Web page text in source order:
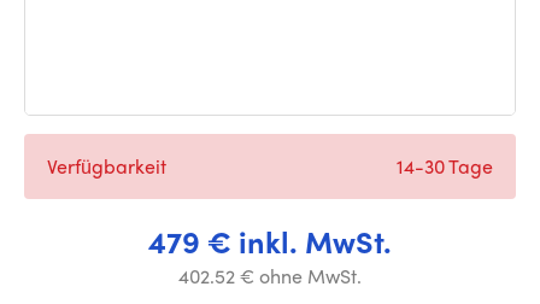
479 € inkl. MwSt.
402.52 € ohne MwSt.
Verfügbarkeit 14-30 Tage